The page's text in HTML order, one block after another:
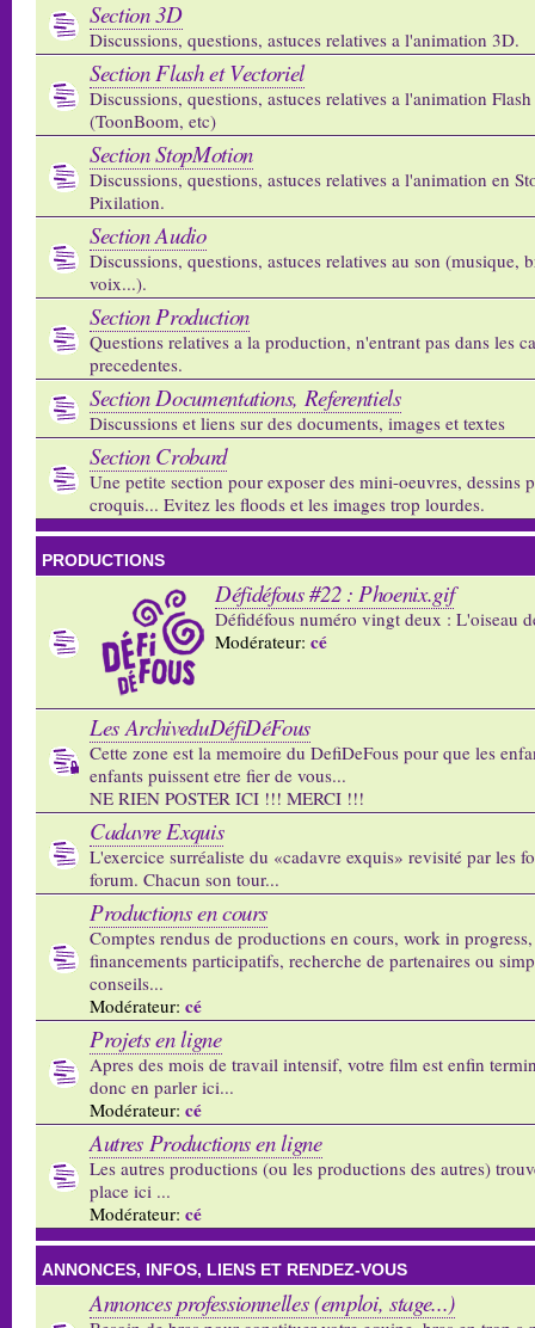
Section 3D
Discussions, questions, astuces relatives a l'animation 3D.
Section Flash et Vectoriel
Discussions, questions, astuces relatives a l'animation
(ToonBoom, etc)
Section StopMotion
Discussions, questions, astuces relatives a l'animation en
Pixilation.
Section Audio
Discussions, questions, astuces relatives au son (musique,
voix...).
Section Production
Questions relatives a la production, n'entrant pas dans les
precedentes.
Section Documentations, Referentiels
Discussions et liens sur des documents, images et textes
Section Crobard
Une petite section pour exposer des mini-oeuvres, dessins
croquis... Evitez les floods et les images trop lourdes.
PRODUCTIONS
Défidéfous #22 : Phoenix.gif
Défidéfous numéro vingt deux : L'oiseau
Modérateur: cé
Les ArchiveduDéfiDéFous
Cette zone est la memoire du DefiDeFous pour que les
enfants puissent etre fier de vous...
NE RIEN POSTER ICI !!! MERCI !!!
Cadavre Exquis
L'exercice surréaliste du «cadavre exquis» revisité par les
forum. Chacun son tour...
Productions en cours
Comptes rendus de productions en cours, work in
financements participatifs, recherche de partenaires ou
conseils...
Modérateur: cé
Projets en ligne
Apres des mois de travail intensif, votre film est enfin
donc en parler ici...
Modérateur: cé
Autres Productions en ligne
Les autres productions (ou les productions des autres)
place ici ...
Modérateur: cé
ANNONCES, INFOS, LIENS ET RENDEZ-VOUS
Annonces professionnelles (emploi, stage...)